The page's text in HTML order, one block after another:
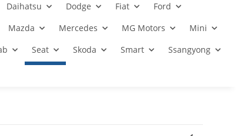
Daihatsu Dodge Fiat
Ford
Mazda Mercedes MG Motors
Mini
Seat Skoda Smart
Ssangyong